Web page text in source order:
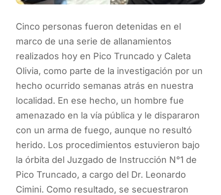
Cinco personas fueron detenidas en el
marco de una serie de allanamientos
realizados hoy en Pico Truncado y Caleta
Olivia, como parte de la investigación por un
hecho ocurrido semanas atrás en nuestra
localidad. En ese hecho, un hombre fue
amenazado en la vía pública y le dispararon
con un arma de fuego, aunque no resultó
herido. Los procedimientos estuvieron bajo
la órbita del Juzgado de Instrucción N°1 de
Pico Truncado, a cargo del Dr. Leonardo
Cimini. Como resultado, se secuestraron